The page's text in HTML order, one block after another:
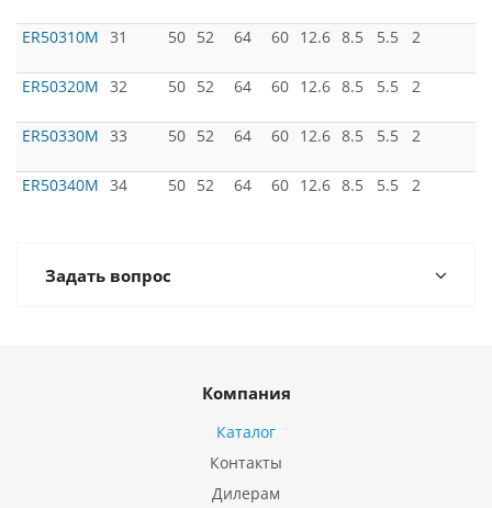
ER50310M 31 50 52 64 60 12.6 8.5 5.5 2
ER50320M 32 50 52 64 60 12.6 8.5 5.5 2
ER50330M 33 50 52 64 60 12.6 8.5 5.5 2
ER50340M 34 50 52 64 60 12.6 8.5 5.5 2
Задать вопрос
Компания
Каталог
Контакты
Дилерам